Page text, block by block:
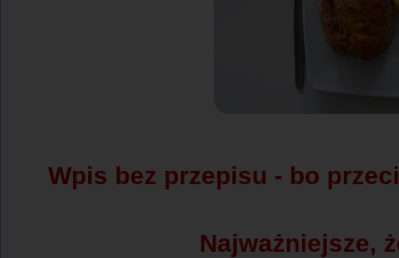
Wpis bez przepisu - bo
Najważniejsze,